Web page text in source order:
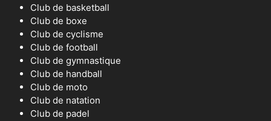
Club de basketball
Club de boxe
Club de cyclisme
Club de football
Club de gymnastique
Club de handball
Club de moto
Club de natation
Club de padel